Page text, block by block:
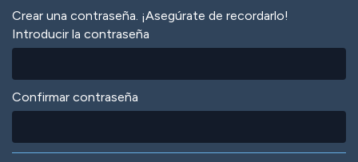
Crear una contraseña. ¡Asegúrate de recordarlo!
Introducir la contraseña
Confirmar contraseña